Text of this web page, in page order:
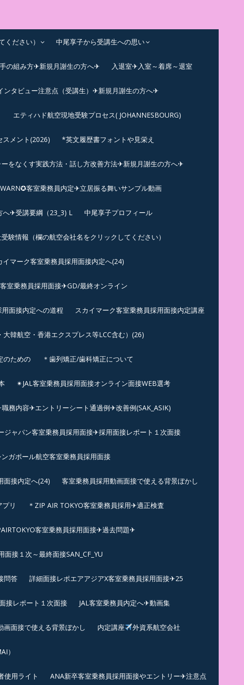
ださい） 中尾享子から受講生への思い
の組み方✈新規月謝生の方へ✈ 入退室✈入室～着席～退室
ンタビュー注意点（受講生）✈新規月謝生の方へ✈
エティハド航空現地受験プロセス( JOHANNESBOURG)
スメント(2026) *英文履歴書フォントや見栄え
をなくす実践方法・話し方改善方法✈新規月謝生の方へ✈
客室乗務員内定✈立居振る舞いサンプル動画
へ✈受講要綱（23_3) L 中尾享子プロフィール
験情報（欄の航空会社名をクリックしてください）
マーク客室乗務員採用面接内定へ(24)
室乗務員採用面接✈GD/最終オンライン
面接内定への道程 スカイマーク客室乗務員採用面接内定講座
韓航空・香港エクスプレス等LCC含む）(26)
のための ＊歯列矯正/歯科矯正について
✴︎JAL客室乗務員採用面接オンライン面接WEB選考
務内容✈エントリーシート通過例✈改善例(SAK_ASIK)
ジャパン客室乗務員採用面接✈採用面接レポート１次面接
ガポール航空客室乗務員採用面接
面接内定へ(24) 客室乗務員採用動画面接で使える背景ぼかし
リ ＊ZIP AIR TOKYO客室乗務員採用✈適正検査
客室乗務員採用面接✈過去問題✈︎
接１次～最終面接SAN_CF_YU
問答 詳細面接レポエアアジアX客室乗務員採用面接✈25
接レポート１次面接 JAL客室乗務員内定へ✈動画集
画面接で使える背景ぼかし 内定講座 外資系航空会社
）
使用ライト ANA新卒客室乗務員採用面接やエントリー✈注意点